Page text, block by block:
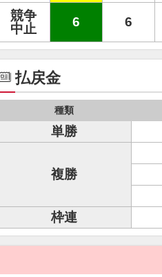
競争
中止
6 6
払戻金
種類
単勝
複勝
枠連